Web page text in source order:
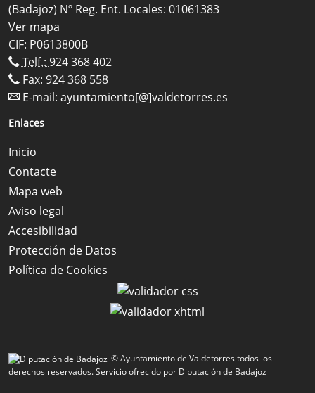
(Badajoz) Nº Reg. Ent. Locales: 01061383
Ver mapa
CIF: P0613800B
Telf.: 924 368 402
Fax: 924 368 558
E-mail: ayuntamiento[@]valdetorres.es
Enlaces
Inicio
Contacte
Mapa web
Aviso legal
Accesibilidad
Protección de Datos
Política de Cookies
© Ayuntamiento de Valdetorres todos los
derechos reservados.Servicio ofrecido por Diputación de Badajoz